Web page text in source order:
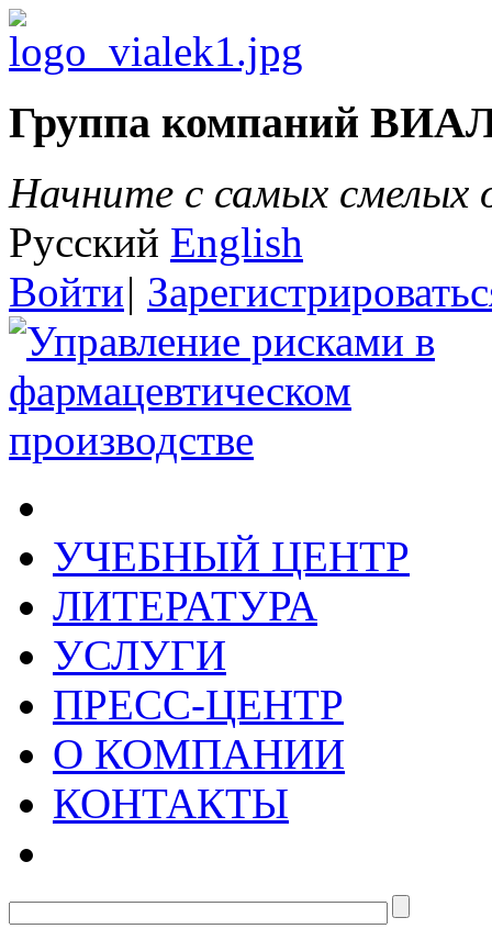
Группа компаний
Начните с самых
Русский English
Войти|
УЧЕБНЫЙ ЦЕНТР
ЛИТЕРАТУРА
УСЛУГИ
ПРЕСС-ЦЕНТР
О КОМПАНИИ
КОНТАКТЫ